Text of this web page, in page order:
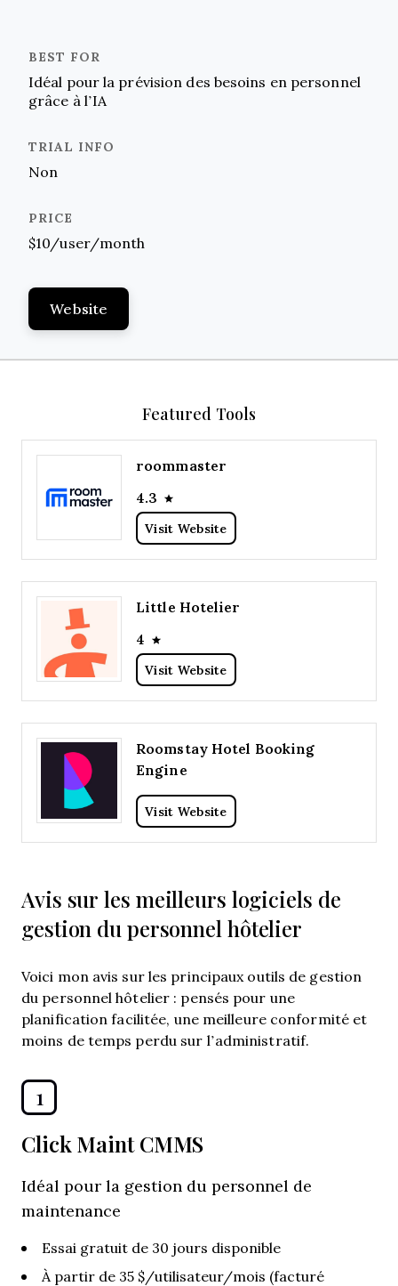
Idéal pour la prévision des besoins en personnel
grâce à l’IA
Non
$10/user/month
Website
Featured Tools
roommaster
4.3
Visit Website
Little Hotelier
4
Visit Website
Roomstay Hotel Booking
Engine
Visit Website
Avis sur les meilleurs logiciels de
gestion du personnel hôtelier
Voici mon avis sur les principaux outils de gestion
du personnel hôtelier : pensés pour une
planification facilitée, une meilleure conformité et
moins de temps perdu sur l’administratif.
1
Click Maint CMMS
Idéal pour la gestion du personnel de
maintenance
Essai gratuit de 30 jours disponible
À partir de 35 $/utilisateur/mois (facturé